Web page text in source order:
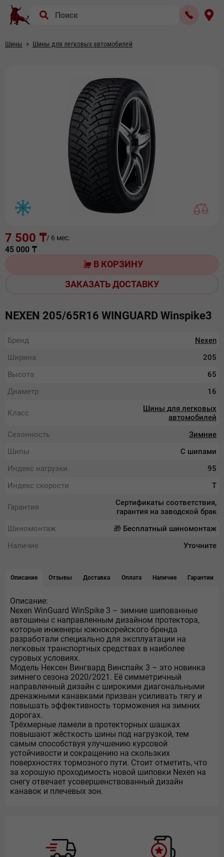
Шины Шины для легковых автомобилей
7 500 ₸/ 6 мес.
45 000 ₸
В КОРЗИНУ
ЗАКАЗАТЬ ДОСТАВКУ
NEXEN 205/65R16 WINGUARD Winspike3
Бренд
Nexen
Ширина
205
Высота
65
Диаметр
16
Класс
Шины для легковых
автомобилей
Сезонность
Зимние
Шипы
С шипами
Индекс нагрузки
95
Индекс скорости
T
Гарантия
Сертификаты соответствия,
гарантия на заводской брак
Шиномонтаж
🎁 Бесплатный шиномонтаж
Наличие
Уточните
Описание Отзывы Доставка Оплата Наличие Гарантии
Описание:
Nexen WinGuard WinSpike 3 – зимние шипованные
автошины с направленным дизайном протектора,
которые инженеры южнокорейского бренда
разработали специально для эксплуатации на
легковых транспортных средствах в наиболее
суровых условиях.
Модель Нексен Вингвард Винспайк 3 – это новинка
зимнего сезона 2020/2021. Её симметричный
направленный дизайн с широкими диагональными
дренажными канавками призван усиливать тягу и
повышать эффективность торможения на зимних
дорогах.
Трёхмерные ламели в протекторных шашках
повышают жёсткость шины под нагрузкой, тем
самым способствуя улучшению курсовой
устойчивости и сокращению на скользких
поверхностях тормозного пути. Стоит отметить, что
за хорошую проходимость новой шиповки Nexen на
снегу отвечает усовершенствованный дизайн
канавок и плечевых зон.